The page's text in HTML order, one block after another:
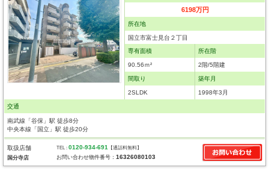
6198万円
所在地
国立市富士見台２丁目
専有面積
90.56ｍ²
所在階
2階/5階建
間取り
2SLDK
築年月
1998年3月
交通
南武線「谷保」駅 徒歩8分
中央本線「国立」駅 徒歩20分
取扱店舗
国分寺店
TEL :0120-934-691 【通話料無料】
お問い合わせ物件番号：16326080103